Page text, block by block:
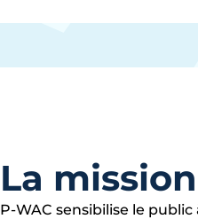
La
P-WAC sensibilise le